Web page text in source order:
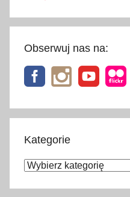
Obserwuj nas na:
Kategorie
Kategorie